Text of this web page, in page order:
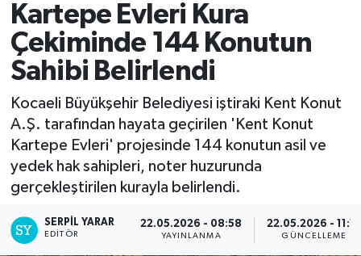
Kartepe Evleri Kura
Çekiminde 144 Konutun
Sahibi Belirlendi
Kocaeli Büyükşehir Belediyesi iştiraki Kent Konut
A.Ş. tarafından hayata geçirilen 'Kent Konut
Kartepe Evleri' projesinde 144 konutun asil ve
yedek hak sahipleri, noter huzurunda
gerçekleştirilen kurayla belirlendi.
SERPİL YARAR
EDITÖR
22.05.2026 - 08:58
YAYINLANMA
22.05.2026 - 11:15
GÜNCELLEME